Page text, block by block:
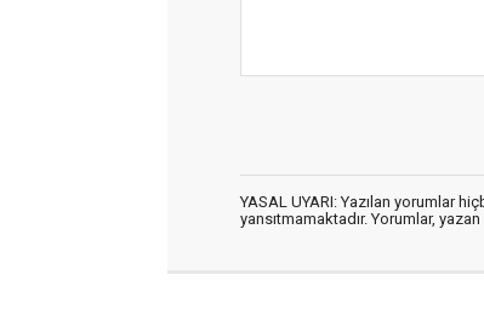
YASAL UYARI: Yazılan yorumlar
yansıtmamaktadır. Yorumlar,